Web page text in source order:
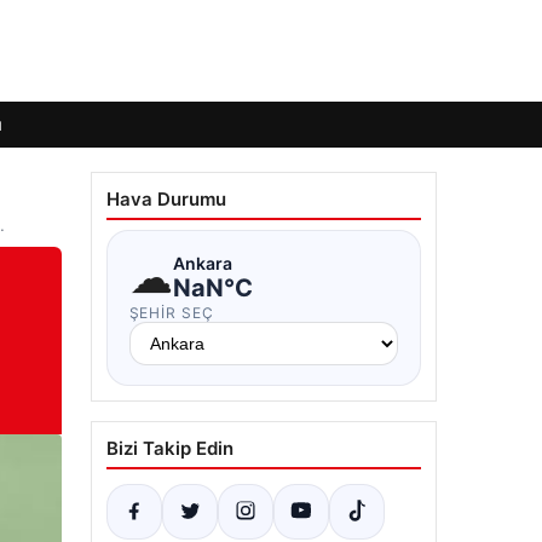
Hava Durumu
☁Ankara
NaN°C
ŞEHIR SEÇ
Bizi Takip Edin